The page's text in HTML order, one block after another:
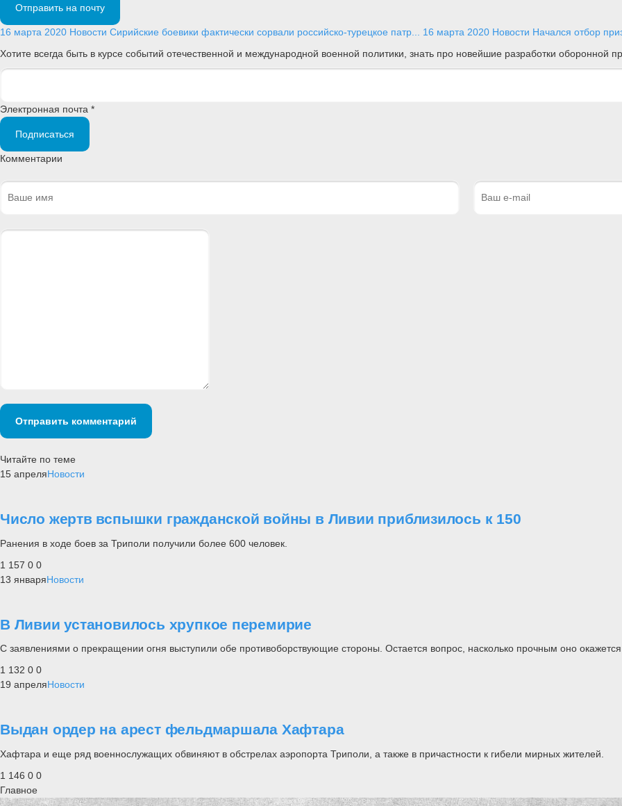
Отправить на почту
16 марта 2020 Новости Сирийские боевики фактически сорвали российско-турецкое патр... 16 марта 2020 Новости Начался отбор
Хотите всегда быть в курсе событий отечественной и международной военной политики, знать про новейшие разработки
Электронная почта *
Подписаться
Комментарии
Отправить комментарий
Читайте по теме
15 апреляНовости
Число жертв вспышки гражданской войны в Ливии приблизилось к 150
Ранения в ходе боев за Триполи получили более 600 человек.
1 157 0 0
13 январяНовости
В Ливии установилось хрупкое перемирие
С заявлениями о прекращении огня выступили обе противоборствующие стороны. Остается вопрос, насколько прочным оно
1 132 0 0
19 апреляНовости
Выдан ордер на арест фельдмаршала Хафтара
Хафтара и еще ряд военнослужащих обвиняют в обстрелах аэропорта Триполи, а также в причастности к гибели мирных жителей.
1 146 0 0
Главное